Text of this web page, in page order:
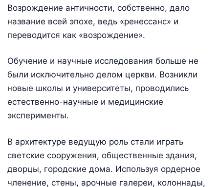
Возрождение античности, собственно, дало
название всей эпохе, ведь «ренессанс» и
переводится как «возрождение».
Обучение и научные исследования больше не
были исключительно делом церкви. Возникли
новые школы и университеты, проводились
естественно-научные и медицинские
эксперименты.
В архитектуре ведущую роль стали играть
светские сооружения, общественные здания,
дворцы, городские дома. Используя ордерное
членение, стены, арочные галереи, колоннады,